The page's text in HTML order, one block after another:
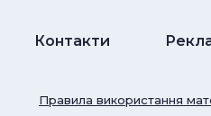
Контакти
Правила використання